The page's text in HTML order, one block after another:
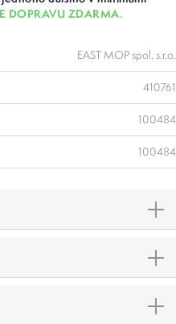
DOPRAVU ZDARMA.
EAST MOP spol. s.r.o.
410761
100484
100484